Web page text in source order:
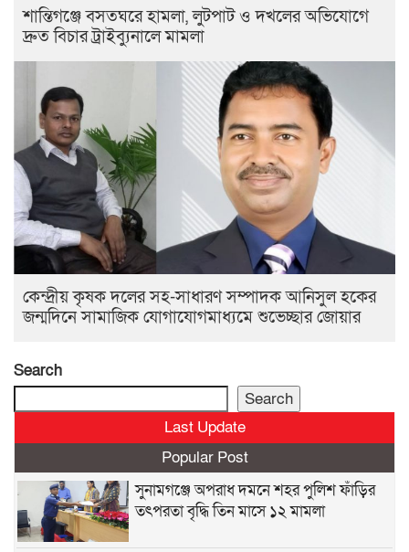
শান্তিগঞ্জে বসতঘরে হামলা, লুটপাট ও দখলের অভিযোগে
দ্রুত বিচার ট্রাইব্যুনালে মামলা
কেন্দ্রীয় কৃষক দলের সহ-সাধারণ সম্পাদক আনিসুল হকের
জন্মদিনে সামাজিক যোগাযোগমাধ্যমে শুভেচ্ছার জোয়ার
Search
Search
Last Update
Popular Post
সুনামগঞ্জে অপরাধ দমনে শহর পুলিশ ফাঁড়ির
তৎপরতা বৃদ্ধি তিন মাসে ১২ মামলা